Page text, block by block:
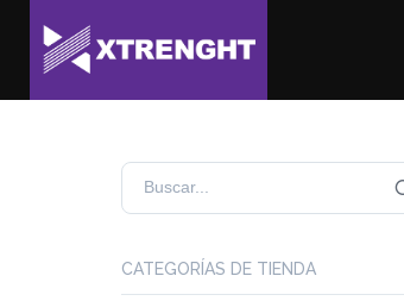
CATEGORÍAS DE TIENDA